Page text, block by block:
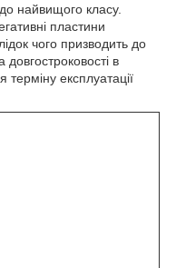
найвищого класу.
пластини
чого призводить до
довгостроковості в
експлуатації